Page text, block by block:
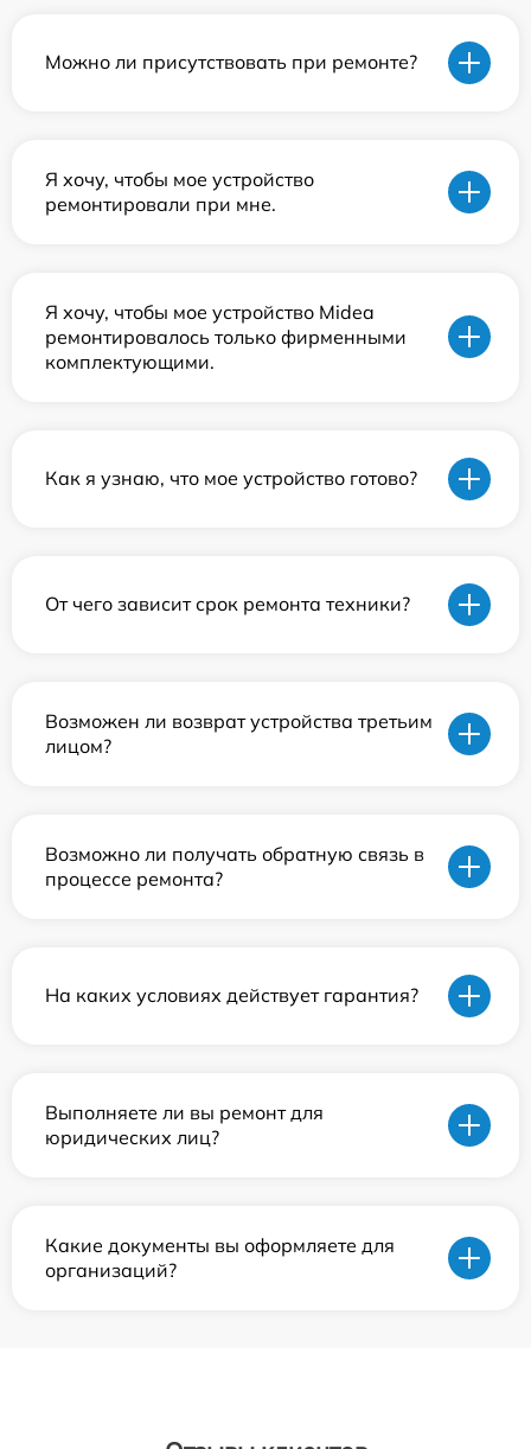
Можно ли присутствовать при ремонте?
Я хочу, чтобы мое устройство
ремонтировали при мне.
Я хочу, чтобы мое устройство Midea
ремонтировалось только фирменными
комплектующими.
Как я узнаю, что мое устройство готово?
От чего зависит срок ремонта техники?
Возможен ли возврат устройства третьим
лицом?
Возможно ли получать обратную связь в
процессе ремонта?
На каких условиях действует гарантия?
Выполняете ли вы ремонт для
юридических лиц?
Какие документы вы оформляете для
организаций?